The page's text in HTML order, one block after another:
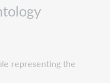
representing the